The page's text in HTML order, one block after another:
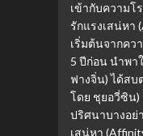
เข้ากับความโ
รักแรงเสน่หา
เริ่มต้นจากคว
5 ปีก่อน นำพา
ฟางจิ่น) ได้สบ
โดย ชุยอวี่ซิน
ปริศนาบางอย่
เสน่หา